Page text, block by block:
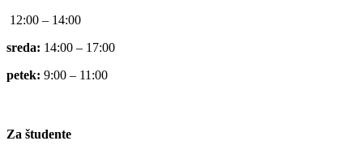
12:00 – 14:00
sreda: 14:00 – 17:00
petek: 9:00 – 11:00
Za študente